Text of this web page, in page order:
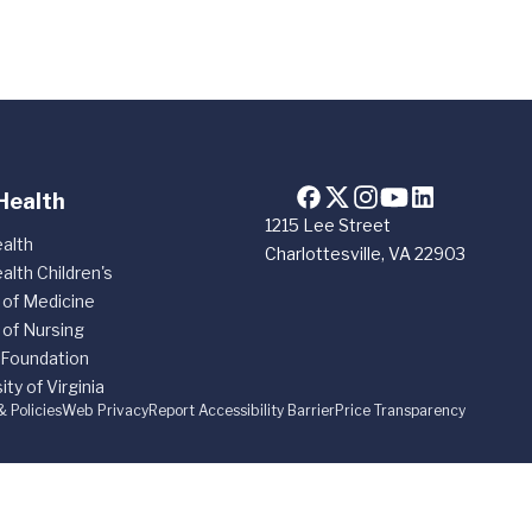
1215 Lee Street
Charlottesville, VA 22903
Children's
Medicine
Nursing
of Virginia
PoliciesWeb PrivacyReport Accessibility BarrierPrice Transparency